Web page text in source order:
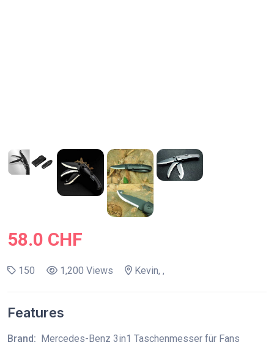
58.0 CHF
150 1,200 Views Kevin, ,
Features
Brand:
Mercedes-Benz 3in1 Taschenmesser für Fans